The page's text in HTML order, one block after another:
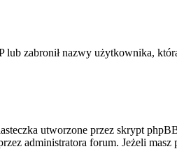
zabronił nazwy użytkownika,
utworzone przez skrypt
administratora forum. Jeżeli